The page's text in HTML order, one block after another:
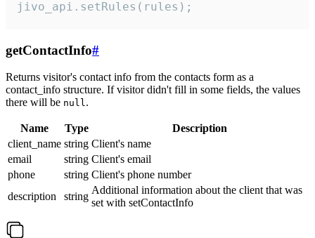
jivo_api.setRules(rules);
getContactInfo#
Returns visitor's contact info from the contacts form as a
contact_info structure. If visitor didn't fill in some fields, the values
there will be null.
Name Type
Description
client_name string Client's name
email
string Client's email
phone
string Client's phone number
description
string
Additional information about the client that was
set with setContactInfo